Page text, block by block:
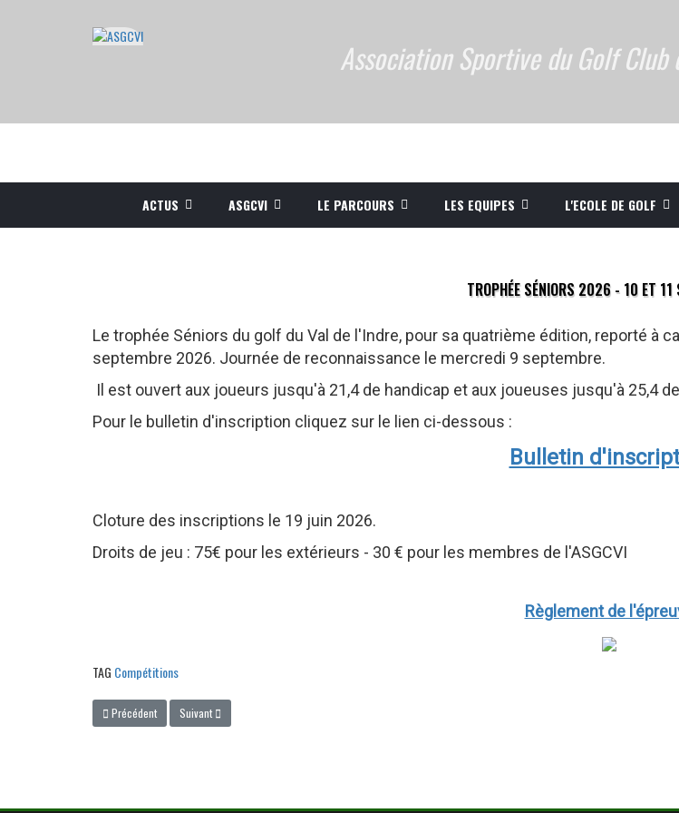
Association Sportive du Golf Club
ACTUS ASGCVI LE PARCOURS LES EQUIPES L'ECOLE DE GOLF
TROPHÉE SÉNIORS 2026 - 10 ET
Le trophée Séniors du golf du Val de l'Indre, pour sa quatrième édition, reporté à
septembre 2026. Journée de reconnaissance le mercredi 9 septembre.
Il est ouvert aux joueurs jusqu'à 21,4 de handicap et aux joueuses jusqu'à 25,4
Pour le bulletin d'inscription cliquez sur le lien ci-dessous :
Bulletin
Cloture des inscriptions le 19 juin 2026.
Droits de jeu : 75€ pour les extérieurs - 30 € pour les membres de l'ASGCVI
Règlement de
TAG Compétitions
Article précédent : Trophée Enfants Cancers Santé
Précédent Article suivant : Dimanche 19 avril : Scramble à la ficelle
Suivant